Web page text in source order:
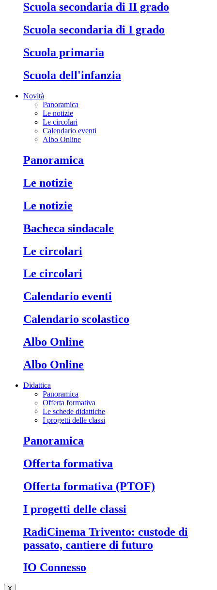
Scuola secondaria di II grado
Scuola secondaria di I grado
Scuola primaria
Scuola dell'infanzia
Novità
Panoramica
Le notizie
Le circolari
Calendario eventi
Albo Online
Panoramica
Le notizie
Le notizie
Bacheca sindacale
Le circolari
Le circolari
Calendario eventi
Calendario scolastico
Albo Online
Albo Online
Didattica
Panoramica
Offerta formativa
Le schede didattiche
I progetti delle classi
Panoramica
Offerta formativa
Offerta formativa (PTOF)
I progetti delle classi
RadiCinema Trivento: custode di
passato, cantiere di futuro
IO Connesso